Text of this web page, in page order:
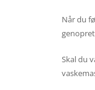
Når du
Skal du